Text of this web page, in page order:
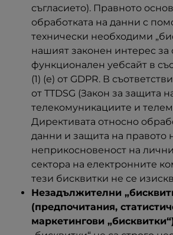
съгласието). Правното
обработката на данни с
технически необходими
нашият законен интерес за
функционален уебсайт в
(1) (е) от GDPR. В
от TTDSG (Закон за защита
телекомуникациите и
Директивата относно
данни и защита на правото
неприкосновеност на
сектора на електронните
тези бисквитки не се
Незадължителни
(предпочитания,
маркетингови